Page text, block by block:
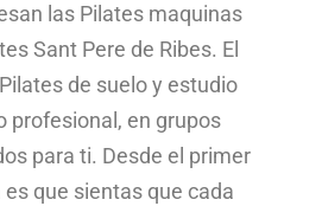
las Pilates maquinas
Sant Pere de Ribes. El
de suelo y estudio
profesional, en grupos
para ti. Desde el primer
que sientas que cada